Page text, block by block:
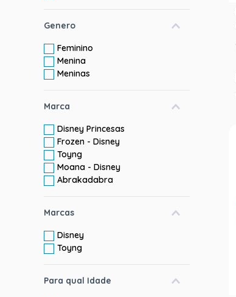
Genero
Feminino
Menina
Meninas
Marca
Disney Princesas
Frozen - Disney
Toyng
Moana - Disney
Abrakadabra
Marcas
Disney
Toyng
Para qual Idade